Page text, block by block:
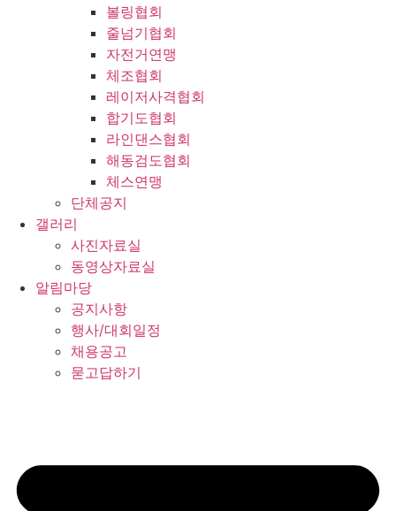
볼링협회
줄넘기협회
자전거연맹
체조협회
레이저사격협회
합기도협회
라인댄스협회
해동검도협회
체스연맹
단체공지
갤러리
사진자료실
동영상자료실
알림마당
공지사항
행사/대회일정
채용공고
묻고답하기